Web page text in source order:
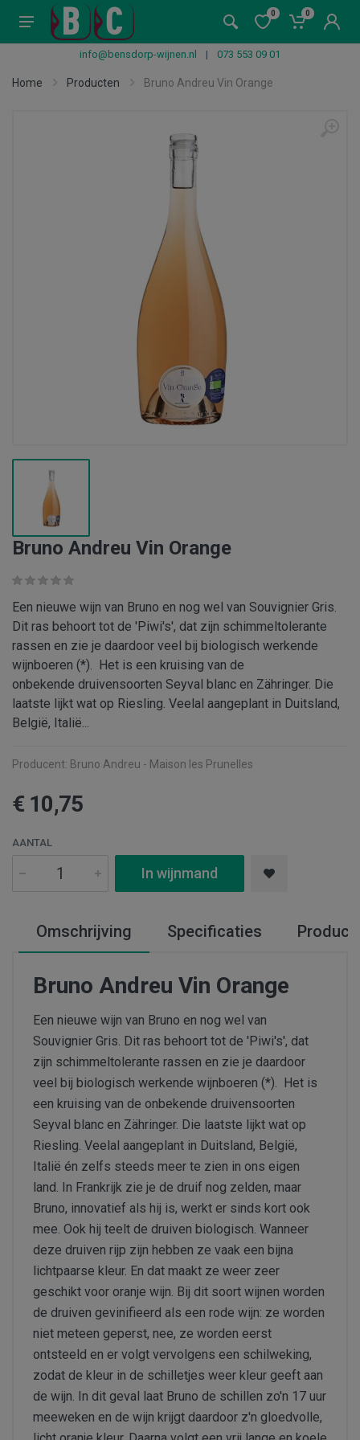
0 0
info@bensdorp-wijnen.nl | 073 553 09 01
Home Producten Bruno Andreu Vin Orange
Bruno Andreu Vin Orange
Een nieuwe wijn van Bruno en nog wel van Souvignier Gris.
Dit ras behoort tot de 'Piwi's', dat zijn schimmeltolerante
rassen en zie je daardoor veel bij biologisch werkende
wijnboeren (*). Het is een kruising van de
onbekende druivensoorten Seyval blanc en Zähringer. Die
laatste lijkt wat op Riesling. Veelal aangeplant in Duitsland,
België, Italië...
Producent: Bruno Andreu - Maison les Prunelles
€ 10,75
AANTAL
In wijnmand
Omschrijving Specificaties
Bruno Andreu Vin Orange
Een nieuwe wijn van Bruno en nog wel van
Souvignier Gris. Dit ras behoort tot de 'Piwi's', dat
zijn schimmeltolerante rassen en zie je daardoor
veel bij biologisch werkende wijnboeren (*). Het is
een kruising van de onbekende druivensoorten
Seyval blanc en Zähringer. Die laatste lijkt wat op
Riesling. Veelal aangeplant in Duitsland, België,
Italië én zelfs steeds meer te zien in ons eigen
land. In Frankrijk zie je de druif nog zelden, maar
Bruno, innovatief als hij is, werkt er sinds kort ook
mee. Ook hij teelt de druiven biologisch. Wanneer
deze druiven rijp zijn hebben ze vaak een bijna
lichtpaarse kleur. En dat maakt ze weer zeer
geschikt voor oranje wijn. Bij dit soort wijnen worden
de druiven gevinifieerd als een rode wijn: ze worden
niet meteen geperst, nee, ze worden eerst
ontsteeld en er volgt vervolgens een schilweking,
zodat de kleur in de schilletjes weer kleur geeft aan
de wijn. In dit geval laat Bruno de schillen zo'n 17 uur
meeweken en de wijn krijgt daardoor z'n gloedvolle,